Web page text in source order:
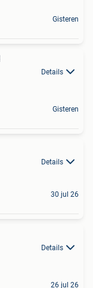
Gisteren
Details
Gisteren
Details
30 jul 26
Details
26 jul 26